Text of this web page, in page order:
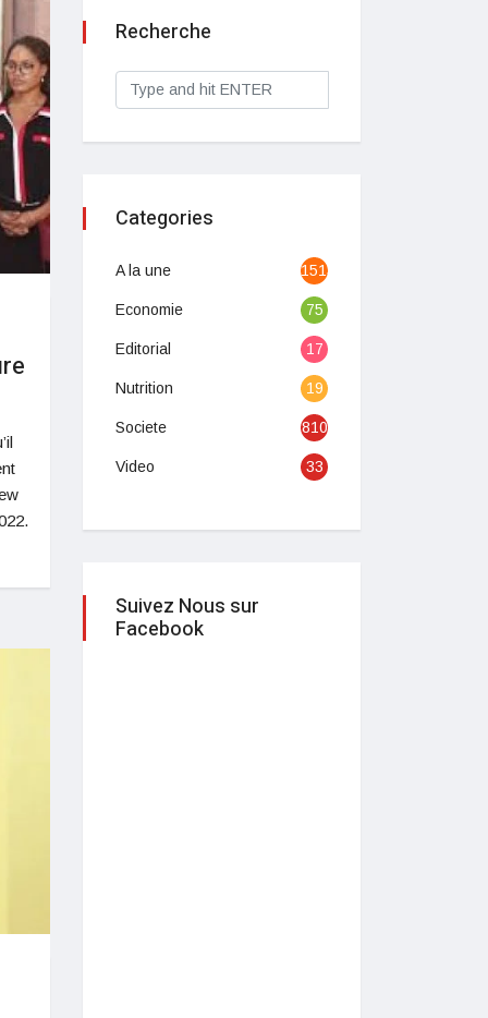
Recherche
Categories
A la une 1513
Economie 75
Editorial 17
Nutrition 19
Societe 810
Video 33
Suivez Nous sur
Facebook